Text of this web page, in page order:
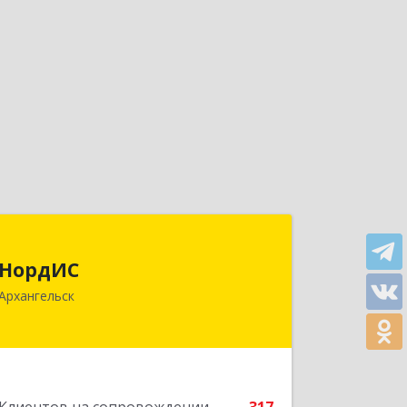
НордИС
Архангельск г, Гайдара ул, дом № 55,